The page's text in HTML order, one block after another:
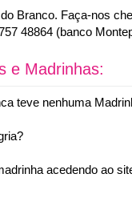
Branco. Faça-nos
48864 (banco
e Madrinhas:
teve nenhuma
acedendo ao